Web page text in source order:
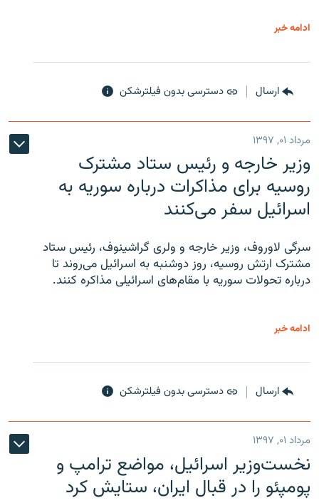
ادامه خبر
ارسال دسترسی بدون فیلترشکن
مرداد ۰۱, ۱۳۹۷
وزیر خارجه و رئیس‌ ستاد مشترک
روسیه برای مذاکرات درباره سوریه به
اسرائیل سفر می‌کنند
سرگی لاوروف، وزیر خارجه و ولری گراشینوف، رئیس ستاد
مشترک ارتش روسیه، روز دوشنبه به اسرائیل می‌روند تا
درباره تحولات سوریه با مقام‌های اسرائیلی مذاکره کنند.
ادامه خبر
ارسال دسترسی بدون فیلترشکن
مرداد ۰۱, ۱۳۹۷
نخست‌وزیر اسرائیل، مواضع ترامپ و
پومپئو را در قبال ایران، ستایش کرد